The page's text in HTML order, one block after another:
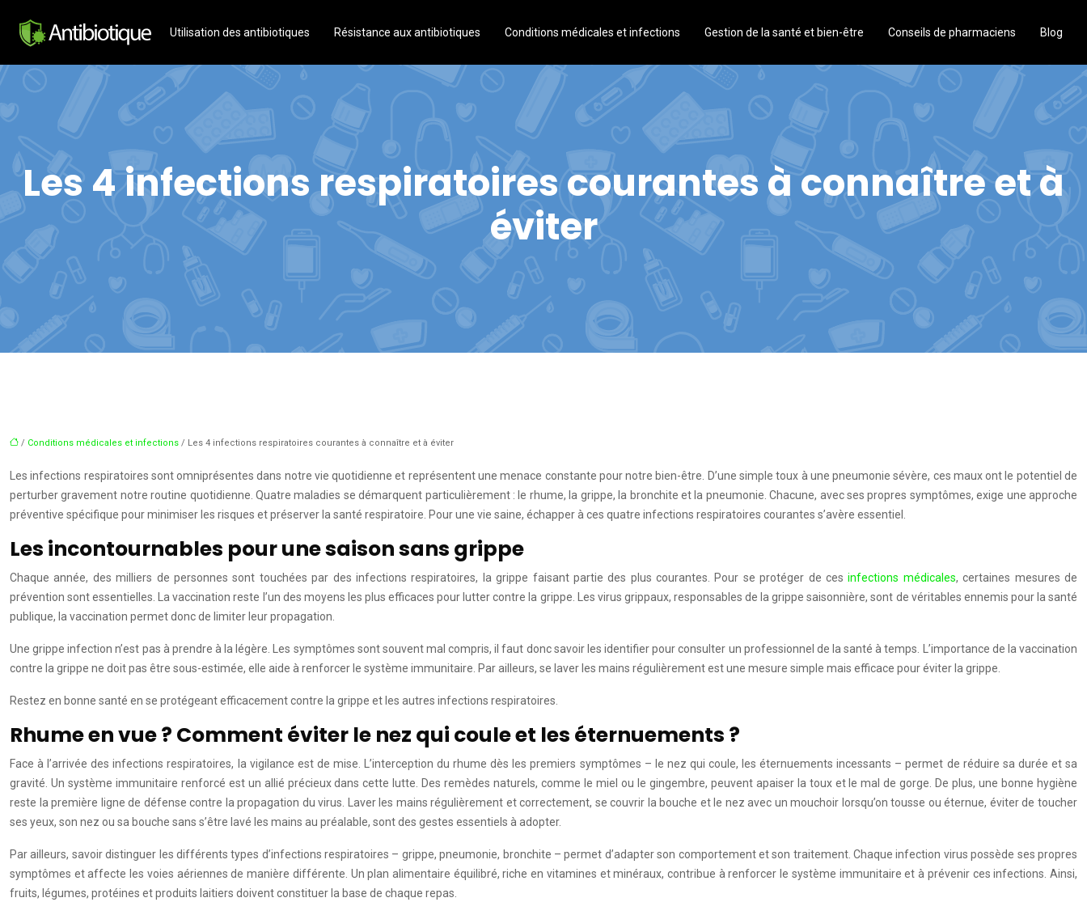
Utilisation des antibiotiques Résistance aux antibiotiques Conditions médicales et infections Gestion de la santé et bien-être Conseils de pharmaciens Blog
Les 4 infections respiratoires courantes à connaître et à
éviter
/ Conditions médicales et infections / Les 4 infections respiratoires courantes à connaître et à éviter
Les infections respiratoires sont omniprésentes dans notre vie quotidienne et représentent une menace constante pour notre bien-être. D’une simple toux à une pneumonie sévère, ces maux ont le potentiel de
perturber gravement notre routine quotidienne. Quatre maladies se démarquent particulièrement : le rhume, la grippe, la bronchite et la pneumonie. Chacune, avec ses propres symptômes, exige une approche
préventive spécifique pour minimiser les risques et préserver la santé respiratoire. Pour une vie saine, échapper à ces quatre infections respiratoires courantes s’avère essentiel.
Les incontournables pour une saison sans grippe
Chaque année, des milliers de personnes sont touchées par des infections respiratoires, la grippe faisant partie des plus courantes. Pour se protéger de cesinfections médicales, certaines mesures de
prévention sont essentielles. La vaccination reste l’un des moyens les plus efficaces pour lutter contre la grippe. Les virus grippaux, responsables de la grippe saisonnière, sont de véritables ennemis pour la santé
publique, la vaccination permet donc de limiter leur propagation.
Une grippe infection n’est pas à prendre à la légère. Les symptômes sont souvent mal compris, il faut donc savoir les identifier pour consulter un professionnel de la santé à temps. L’importance de la vaccination
contre la grippe ne doit pas être sous-estimée, elle aide à renforcer le système immunitaire. Par ailleurs, se laver les mains régulièrement est une mesure simple mais efficace pour éviter la grippe.
Restez en bonne santé en se protégeant efficacement contre la grippe et les autres infections respiratoires.
Rhume en vue ? Comment éviter le nez qui coule et les éternuements ?
Face à l’arrivée des infections respiratoires, la vigilance est de mise. L’interception du rhume dès les premiers symptômes – le nez qui coule, les éternuements incessants – permet de réduire sa durée et sa
gravité. Un système immunitaire renforcé est un allié précieux dans cette lutte. Des remèdes naturels, comme le miel ou le gingembre, peuvent apaiser la toux et le mal de gorge. De plus, une bonne hygiène
reste la première ligne de défense contre la propagation du virus. Laver les mains régulièrement et correctement, se couvrir la bouche et le nez avec un mouchoir lorsqu’on tousse ou éternue, éviter de toucher
ses yeux, son nez ou sa bouche sans s’être lavé les mains au préalable, sont des gestes essentiels à adopter.
Par ailleurs, savoir distinguer les différents types d’infections respiratoires – grippe, pneumonie, bronchite – permet d’adapter son comportement et son traitement. Chaque infection virus possède ses propres
symptômes et affecte les voies aériennes de manière différente. Un plan alimentaire équilibré, riche en vitamines et minéraux, contribue à renforcer le système immunitaire et à prévenir ces infections. Ainsi,
fruits, légumes, protéines et produits laitiers doivent constituer la base de chaque repas.